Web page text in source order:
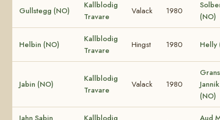
Gullstegg (NO)
Kallblodig
Travare
Valack 1980
(NO)
Helbin (NO)
Kallblodig
Travare
Hingst 1980 Helly
Jabin (NO)
Kallblodig
Travare
Valack 1980
Grans
(NO)